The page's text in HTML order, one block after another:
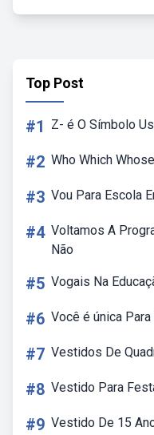
Top Post
#1 Z- é O Símbolo
#2 Who Which
#3 Vou Para Escola
#4 Voltamos A
Não
#5 Vogais Na
#6 Você é única Para
#7 Vestidos De
#8 Vestido Para
#9 Vestido De 15